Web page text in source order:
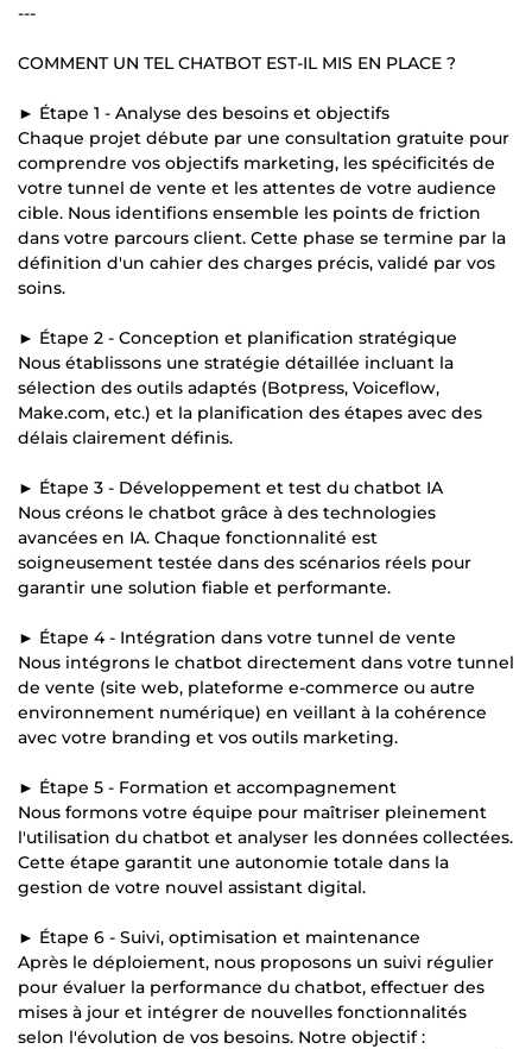
---
COMMENT UN TEL CHATBOT EST-IL MIS EN PLACE ?
► Étape 1 - Analyse des besoins et objectifs
Chaque projet débute par une consultation gratuite pour
comprendre vos objectifs marketing, les spécificités de
votre tunnel de vente et les attentes de votre audience
cible. Nous identifions ensemble les points de friction
dans votre parcours client. Cette phase se termine par la
définition d'un cahier des charges précis, validé par vos
soins.
► Étape 2 - Conception et planification stratégique
Nous établissons une stratégie détaillée incluant la
sélection des outils adaptés (Botpress, Voiceflow,
Make.com, etc.) et la planification des étapes avec des
délais clairement définis.
► Étape 3 - Développement et test du chatbot IA
Nous créons le chatbot grâce à des technologies
avancées en IA. Chaque fonctionnalité est
soigneusement testée dans des scénarios réels pour
garantir une solution fiable et performante.
► Étape 4 - Intégration dans votre tunnel de vente
Nous intégrons le chatbot directement dans votre tunnel
de vente (site web, plateforme e-commerce ou autre
environnement numérique) en veillant à la cohérence
avec votre branding et vos outils marketing.
► Étape 5 - Formation et accompagnement
Nous formons votre équipe pour maîtriser pleinement
l'utilisation du chatbot et analyser les données collectées.
Cette étape garantit une autonomie totale dans la
gestion de votre nouvel assistant digital.
► Étape 6 - Suivi, optimisation et maintenance
Après le déploiement, nous proposons un suivi régulier
pour évaluer la performance du chatbot, effectuer des
mises à jour et intégrer de nouvelles fonctionnalités
selon l'évolution de vos besoins. Notre objectif :